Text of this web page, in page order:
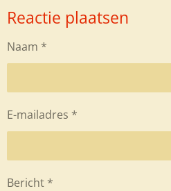
e
n
l
r
e
e
n
Reactie plaatsen
Naam *
E-mailadres *
Bericht *